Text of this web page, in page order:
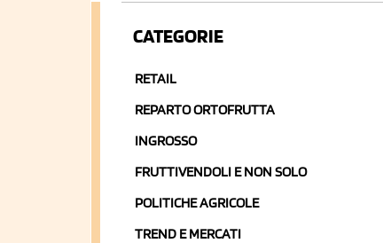
CATEGORIE
RETAIL
REPARTO ORTOFRUTTA
INGROSSO
FRUTTIVENDOLI E NON SOLO
POLITICHE AGRICOLE
TREND E MERCATI